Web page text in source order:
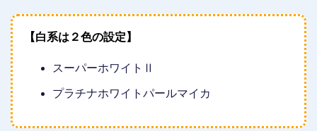
【白系は２色の設定】
スーパーホワイトⅡ
プラチナホワイトパールマイカ